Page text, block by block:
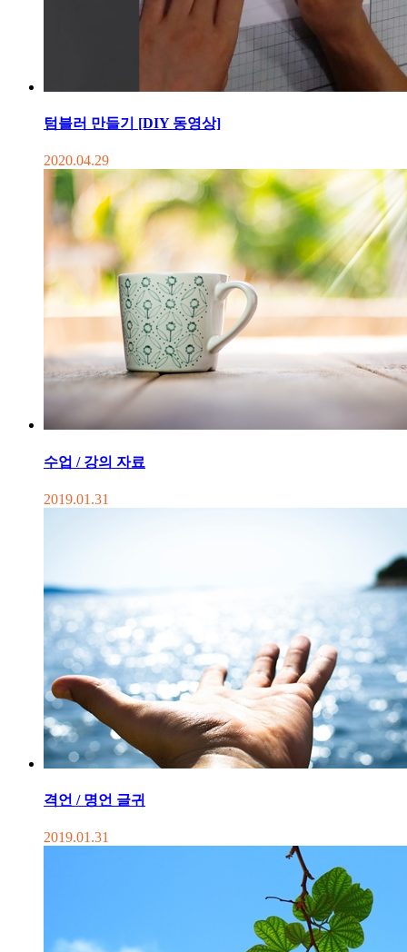
텀블러 만들기 [DIY 동영상]
2020.04.29
수업 / 강의 자료
2019.01.31
격언 / 명언 글귀
2019.01.31